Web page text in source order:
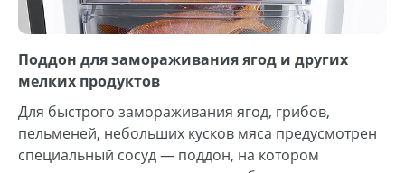
Поддон для замораживания ягод и других
мелких продуктов
Для быстрого замораживания ягод, грибов,
пельменей, небольших кусков мяса предусмотрен
специальный сосуд — поддон, на котором